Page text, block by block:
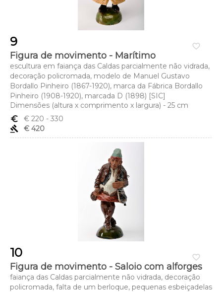
favorite_border
9
Figura de movimento - Marítimo
escultura em faiança das Caldas parcialmente não vidrada,
decoração policromada, modelo de Manuel Gustavo
Bordallo Pinheiro (1867-1920), marca da Fábrica Bordallo
Pinheiro (1908-1920), marcada D (1898) [SIC]
Dimensões (altura x comprimento x largura) - 25 cm
euro_symbol
€ 220 - 330
gavel
€ 420
favorite_border
10
Figura de movimento - Saloio com alforges
faiança das Caldas parcialmente não vidrada, decoração
policromada, falta de um berloque, pequenas esbeiçadelas